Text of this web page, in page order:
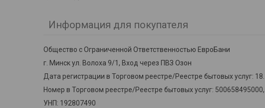
Информация для покупателя
Общество с Ограниченной Ответственностью ЕвроБани
г. Минск ул. Волоха 9/1, Вход через ПВЗ Озон
Дата регистрации в Торговом реестре/Реестре бытовых услуг:
Номер в Торговом реестре/Реестре бытовых услуг:
УНП: 192807490